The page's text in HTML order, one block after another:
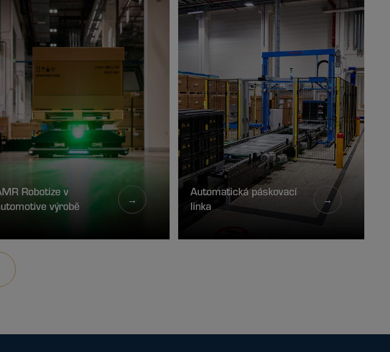
Robotize v
výrobě
→
Automatická páskovací
linka
→